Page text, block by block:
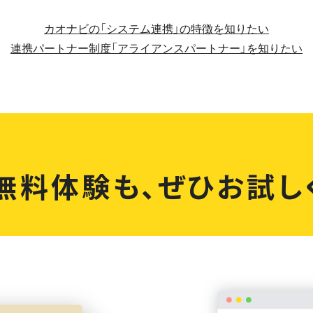
カオナビの「システム連携」の特徴を知りたい
連携パートナー制度「アライアンスパートナー」を知りたい
料体験も、ぜひお試し